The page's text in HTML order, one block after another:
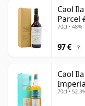
Caol
Parcel
70cl • 48%
97 € ?
Caol
70cl •